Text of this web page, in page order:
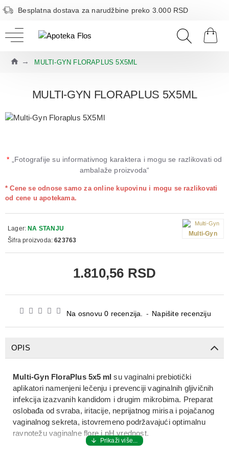
Besplatna dostava za narudžbine preko 3.000 RSD
MULTI‑GYN FLORAPLUS 5X5ML
MULTI‑GYN FLORAPLUS 5X5ML
* „Fotografije su informativnog karaktera i mogu se razlikovati od
ambalaže proizvoda“
Na osnovu 0 recenzija. - Napišite recenziju
* Cene se odnose samo za online kupovinu i mogu se razlikovati
od cene u apotekama.
1.810,56 RSD
Lager: NA STANJU
Šifra proizvoda: 623763
Multi-Gyn
OPIS
Multi‑Gyn FloraPlus 5x5 ml su vaginalni prebiotički
aplikatori namenjeni lečenju i prevenciji vaginalnih gljivičnih
infekcija izazvanih kandidom i drugim mikrobima. Preparat
oslobađa od svraba, iritacije, neprijatnog mirisa i pojačanog
vaginalnog sekreta, istovremeno podržavajući optimalnu
ravnotežu vaginalne flore i pH vrednost.